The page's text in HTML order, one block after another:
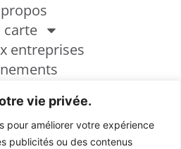
vie privée.
pour améliorer votre expérience
publicités ou des contenus
carte
entreprises
de vente
légales
de cookies